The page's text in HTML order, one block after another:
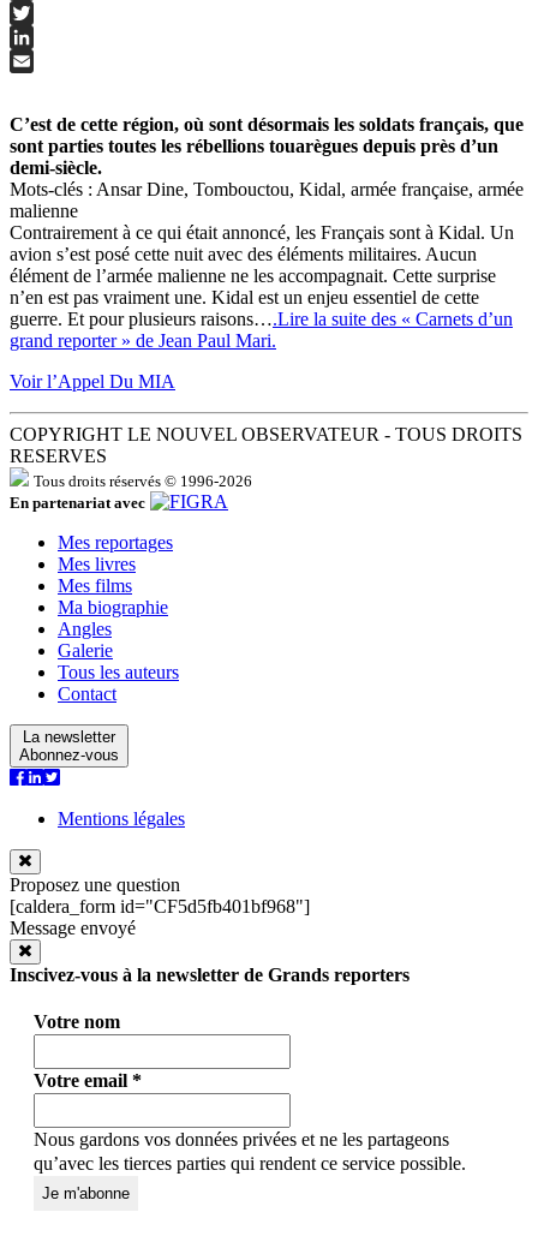
Facebook
Twitter
LinkedIn
C’est de cette région, où sont désormais les soldats français, que
sont parties toutes les rébellions touarègues depuis près d’un
demi-siècle.
Mots-clés : Ansar Dine, Tombouctou, Kidal, armée française, armée
malienne
Contrairement à ce qui était annoncé, les Français sont à Kidal. Un
avion s’est posé cette nuit avec des éléments militaires. Aucun
élément de l’armée malienne ne les accompagnait. Cette surprise
n’en est pas vraiment une. Kidal est un enjeu essentiel de cette
guerre. Et pour plusieurs raisons….Lire la suite des « Carnets d’un
grand reporter » de Jean Paul Mari.
Voir l’Appel Du MIA
COPYRIGHT LE NOUVEL OBSERVATEUR - TOUS DROITS
RESERVES
Tous droits réservés © 1996-2026
En partenariat avec
Mes reportages
Mes livres
Mes films
Ma biographie
Angles
Galerie
Tous les auteurs
Contact
La newsletter
Abonnez-vous
Mentions légales
Proposez une question
[caldera_form id="CF5d5fb401bf968"]
Message envoyé
Inscivez-vous à la newsletter de Grands reporters
Votre nom
Votre email *
Nous gardons vos données privées et ne les partageons
qu’avec les tierces parties qui rendent ce service possible.